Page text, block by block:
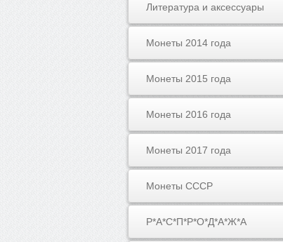
Литература и аксессуары
Монеты 2014 года
Монеты 2015 года
Монеты 2016 года
Монеты 2017 года
Монеты СССР
Р*А*С*П*Р*О*Д*А*Ж*А